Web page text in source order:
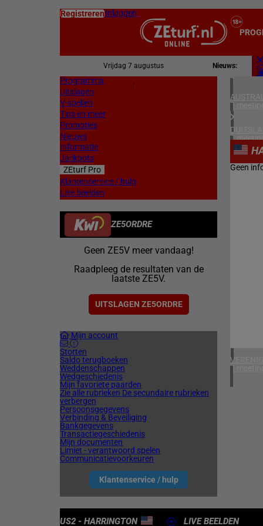
RegistrerenInloggen
Vrijdag 7 augustus Nieuws:
Programma
Uitslagen
V-spellen
Tips en meer
Promoties
Nieuws
Informatie
Jackpots
ZEturf Pro
Klantenservice / hulp
Live beelden
ZE5ORDRE
Geen ZE5V meer vandaag!
Raadpleeg de resultaten van de
laatste ZE5V.
UITSLAGEN ZE5ORDRE
Mijn account
Storten
Saldo terugboeken
Weddenschappen
Wedgeschiedenis
Mijn favoriete paarden
Zie alle rubrieken De secundaire rubrieken
verbergen
Persoonsgegevens
Verbinding & Beveiliging
Bankgegevens
Transactiegeschiedenis
Mijn documenten
Limiet - verantwoord spelen
Communicatievoorkeuren
Klantenservice / hulp
2
1
4
4
Geen
US2 - HARRINGTON LIVE BEELDEN